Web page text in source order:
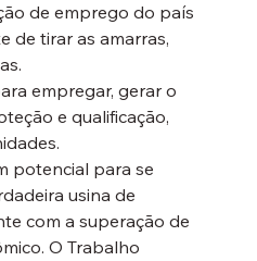
de emprego do país
de tirar as amarras,
empregar, gerar o
e qualificação,
potencial para se
usina de
com a superação de
O Trabalho